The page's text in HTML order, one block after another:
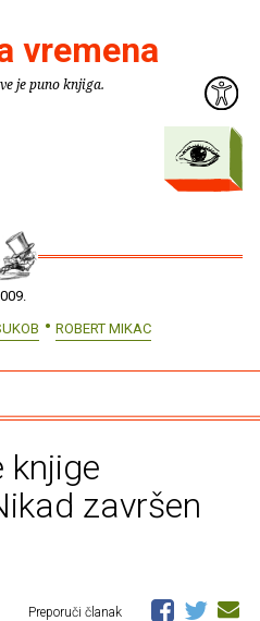
vremena
je puno knjiga.
ROBERT MIKAC
knjige
završen
Preporuči članak